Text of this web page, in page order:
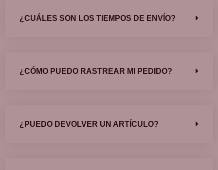
¿CUÁLES SON LOS TIEMPOS DE ENVÍO?
¿CÓMO PUEDO RASTREAR MI PEDIDO?
¿PUEDO DEVOLVER UN ARTÍCULO?